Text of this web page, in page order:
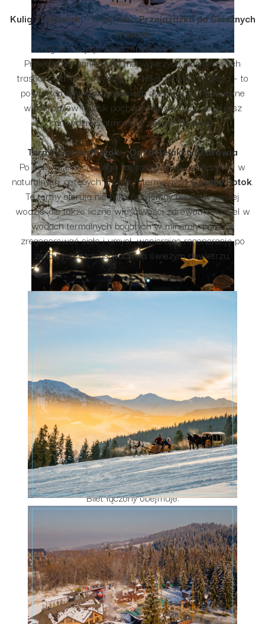
Kulig Tatrzański – Magiczna Przejażdżka po Śnieżnych
Trasach
Kulig to tradycja zakorzeniona w sercu Podhala.
Przejażdżka saniami po malowniczych, zaśnieżonych
trasach Tatr to coś więcej niż tylko zimowa atrakcja – to
powrót do dawnych góralskich zwyczajów. Przepiękne
widoki, śpiew i blask pochodni sprawią, że poczujesz
prawdziwą atmosferę zimy w Tatrach.
Termy Goracy Potok – Oaza Relaksu i Zdrowia
Po pełnym emocji kuligu zapraszamy do odpoczynku w
naturalnych, gorących źródłach termalnychGorący Potok.
Te termy oferują nie tylko przyjemny relaks w ciepłej
wodzie, ale także liczne właściwości zdrowotne. Kąpiel w
wodach termalnych bogatych w minerały pomoże
zregenerować ciało i umysł, wspierając regenerację po
zimowych szaleństwach na świeżym powietrzu.
FAQ – Najczęściej Zadawane Pytania
1.Co zawiera bilet łączony?
Bilet łączony obejmuje:
→ Transport z parkingu TermyGoracy Potokdo
Poronina i z powrotem.
→ Udział w godzinnej przejażdżce kuligiem
tatrzańskim.
→ Uczestnictwo w godzinnej biesiadzie góralskiej
przy ognisku.
→ Bilet wstępu do TermGorący Potokna 2,5
godziny relaksu.